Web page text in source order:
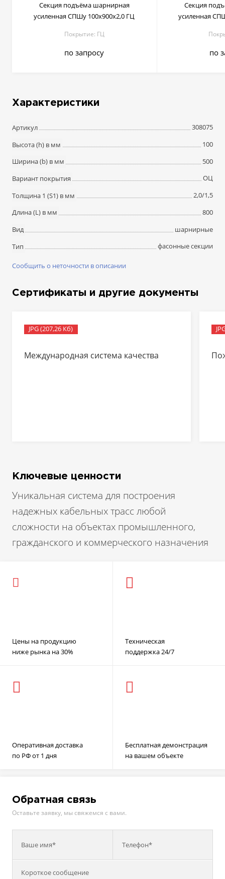
Секция подъёма шарнирная
усиленная СПШу 100х900х2,0 ГЦ
Покрытие: ГЦ
по запросу
Секция
усиленная
по
Характеристики
Артикул
308075
Высота (h) в мм
100
Ширина (b) в мм
500
Вариант покрытия
ОЦ
Толщина 1 (S1) в мм
2,0/1,5
Длина (L) в мм
800
Вид
шарнирные
Тип
фасонные секции
Сообщить о неточности в описании
Сертификаты и другие документы
JPG (207,26 Кб)
Международная система качества
Ключевые ценности
Уникальная система для построения
надежных кабельных трасс любой
сложности на объектах промышленного,
гражданского и коммерческого назначения
Цены на продукцию
ниже рынка на 30%
Техническая
поддержка 24/7
Оперативная доставка
по РФ от 1 дня
Бесплатная демонстрация
на вашем объекте
Обратная связь
Оставьте заявку, мы свяжемся с вами.
Ваше имя* Телефон*